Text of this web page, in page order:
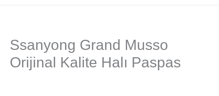
Ssanyong Grand Musso
Orijinal Kalite Halı Paspas
Ssanyong
Grand
Musso